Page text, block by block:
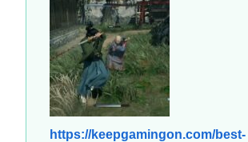
https://keepgamingon.com/best-